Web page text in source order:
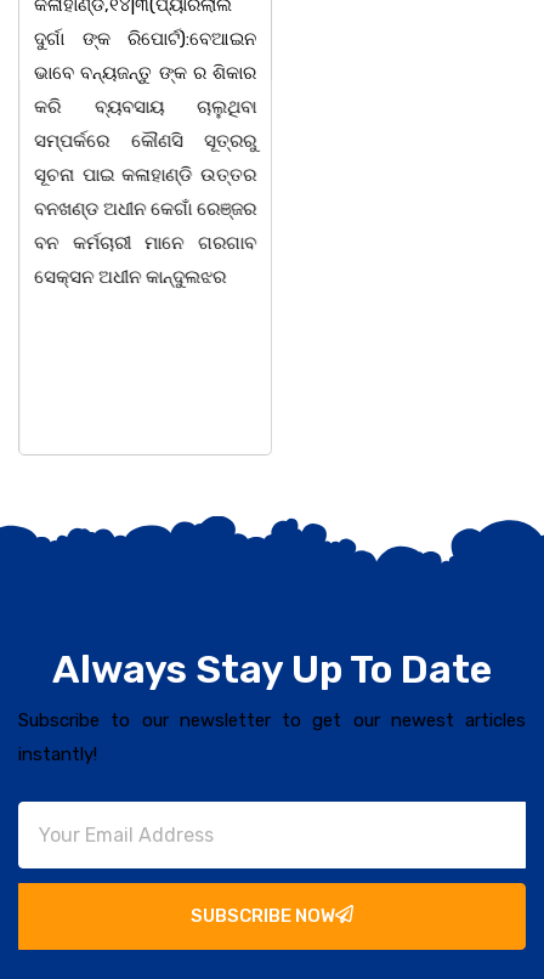
କଳାହାଣ୍ଡି,୧୪|୩(ପ୍ୟାରିଲାଲ
ଦୁର୍ଗା ଙ୍କ ରିପୋର୍ଟ):ବେଆଇନ
ଭାବେ ବନ୍ୟଜନ୍ତୁ ଙ୍କ ର ଶିକାର
କରି ବ୍ୟବସାୟ ଚାଲୁଥିବା
ସମ୍ପର୍କରେ କୌଣସି ସୂତ୍ରରୁ
ସୂଚନା ପାଇ କଳାହାଣ୍ଡି ଉତ୍ତର
ବନଖଣ୍ଡ ଅଧୀନ କେଗାଁ ରେଞ୍ଜର
ବନ କର୍ମଚାରୀ ମାନେ ଗରଗାବ
ସେକ୍ସନ ଅଧୀନ କାନ୍ଦୁଲଝର
Always Stay Up To Date
Subscribe to our newsletter to get our newest articles
instantly!
SUBSCRIBE NOW